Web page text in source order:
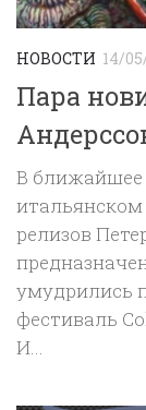
НОВОСТИ 14/
Пара
В ближайшее
релизов
умудрились
фестиваль
И...